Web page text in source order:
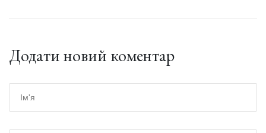
Додати новий коментар